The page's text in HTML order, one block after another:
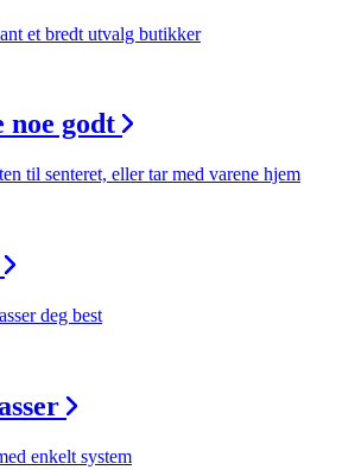
et bredt utvalg butikker
noe godt
til senteret, eller tar med varene hjem
deg best
enkelt system